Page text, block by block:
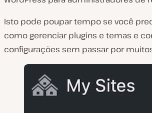
Isto pode poupar tempo se você
como gerenciar plugins e temas e
configurações sem passar por